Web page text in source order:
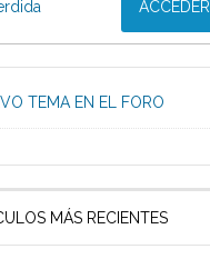
ACCEDER
TEMA EN EL FORO
MÁS RECIENTES